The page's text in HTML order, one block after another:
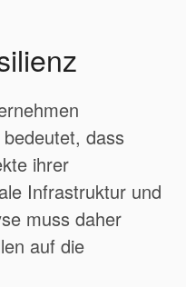
dass
ihrer
Infrastruktur und
muss daher
auf die